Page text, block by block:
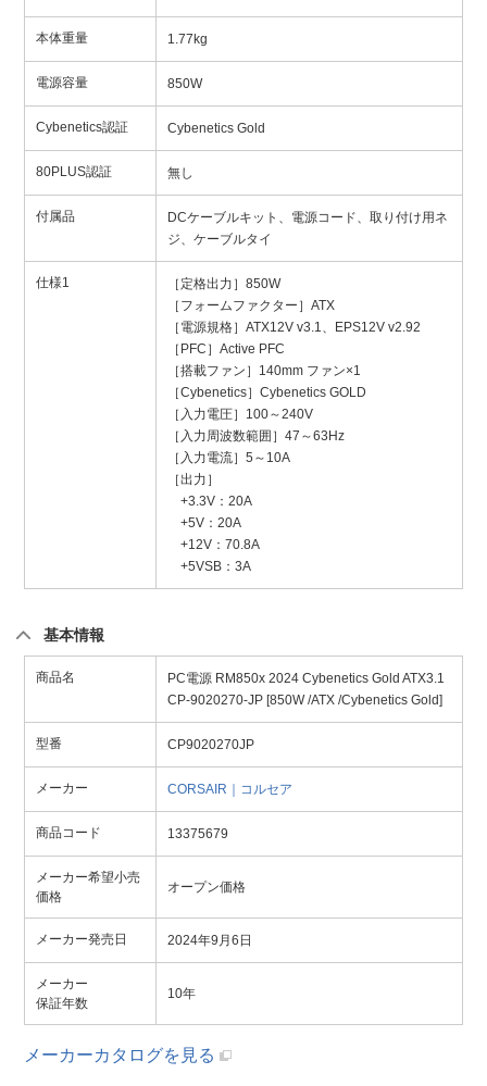
本体重量 1.77kg
電源容量 850W
Cybenetics認証 Cybenetics Gold
80PLUS認証 無し
付属品
DCケーブルキット、電源コード、取り付け用ネ
ジ、ケーブルタイ
仕様1
［定格出力］850W
［フォームファクター］ATX
［電源規格］ATX12V v3.1、EPS12V v2.92
［PFC］Active PFC
［搭載ファン］140mm ファン×1
［Cybenetics］Cybenetics GOLD
［入力電圧］100～240V
［入力周波数範囲］47～63Hz
［入力電流］5～10A
［出力］
+3.3V：20A
+5V：20A
+12V：70.8A
+5VSB：3A
基本情報
商品名
PC電源 RM850x 2024 Cybenetics Gold ATX3.1
CP-9020270-JP [850W /ATX /Cybenetics Gold]
型番 CP9020270JP
メーカー CORSAIR｜コルセア
商品コード 13375679
メーカー希望小売
価格
オープン価格
メーカー発売日 2024年9月6日
メーカー
保証年数
10年
メーカーカタログを見る